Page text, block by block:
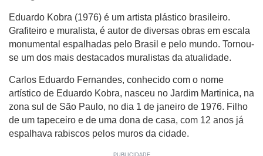
Eduardo Kobra (1976) é um artista plástico brasileiro.
Grafiteiro e muralista, é autor de diversas obras em escala
monumental espalhadas pelo Brasil e pelo mundo. Tornou-
se um dos mais destacados muralistas da atualidade.
Carlos Eduardo Fernandes, conhecido com o nome
artístico de Eduardo Kobra, nasceu no Jardim Martinica, na
zona sul de São Paulo, no dia 1 de janeiro de 1976. Filho
de um tapeceiro e de uma dona de casa, com 12 anos já
espalhava rabiscos pelos muros da cidade.